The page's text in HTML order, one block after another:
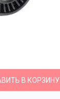
В КОРЗИНУ